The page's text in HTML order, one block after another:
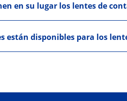
en su lugar los lentes de
están disponibles para los